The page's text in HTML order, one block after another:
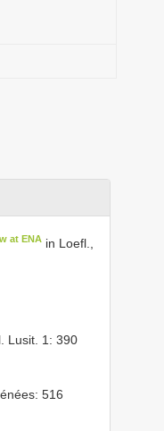
at ENAin Loefl.,
Lusit. 1: 390
516